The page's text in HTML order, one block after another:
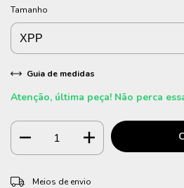
Tamanho
Guia de medidas
Atenção, última peça! Não perca
Entregas para o CEP:
Meios de envio